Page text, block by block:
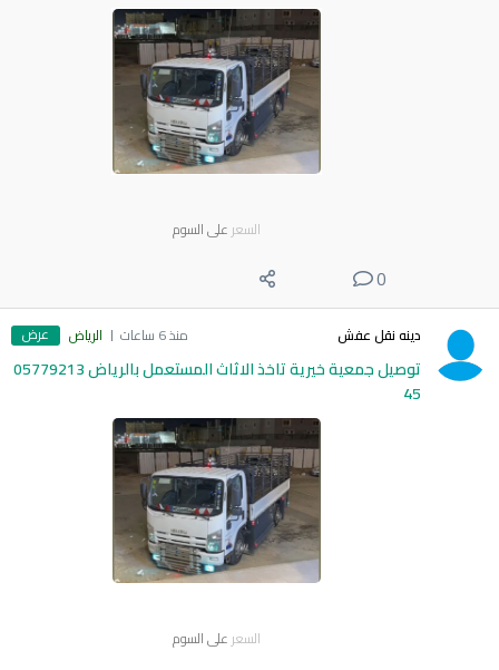
السعر على السوم
0
دينه نقل عفش منذ 6 ساعات الرياض عرض
توصيل جمعية خيرية تاخذ الاثاث المستعمل بالرياض 05779213
45
السعر على السوم